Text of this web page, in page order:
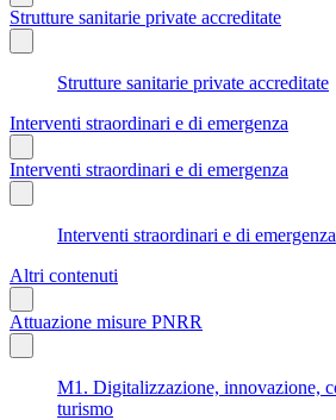
Strutture sanitarie private accreditate
Strutture sanitarie private accreditate
Interventi straordinari e di emergenza
Interventi straordinari e di emergenza
Interventi straordinari e di emergenza
Altri contenuti
Attuazione misure PNRR
M1. Digitalizzazione, innovazione,
turismo